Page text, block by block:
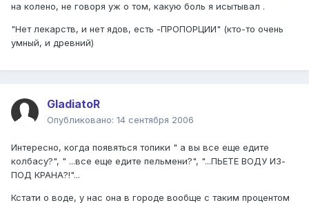
на колено, не говоря уж о том, какую боль я исытывал .
"Нет лекарств, и нет ядов, есть -ПРОПОРЦИИ" (кто-то очень
умный, и древний)
GladiatoR
Опубликовано: 14 сентября 2006
Интересно, когда появяться топики " а вы все еще едите
колбасу?", " ...все еще едите пельмени?", "...ПЬЕТЕ ВОДУ ИЗ-
ПОД КРАНА?!"...
Кстати о воде, у нас она в городе вообще с таким процентом